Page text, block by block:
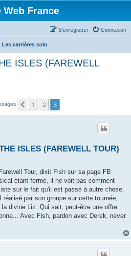
Web France
Connexion
S’enregistrer
Les carrières solo
ISLES (FAREWELL
Précédente
1 2 3
ISLES (FAREWELL TOUR)
Tour, dixit Fish sur sa page FB
étant fermé, il ne voit pas comment
sur le fait qu'il est passé à autre chose.
réalisé par son groupe sur cette tournée,
divine Liz. Qui sait, peut-être une offre
Avec Fish, pardon avec Derek, never